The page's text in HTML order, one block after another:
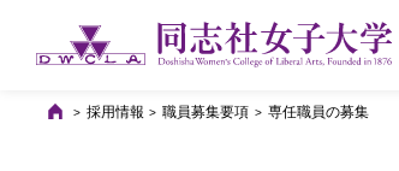
採用情報 職員募集要項 専任職員の募集